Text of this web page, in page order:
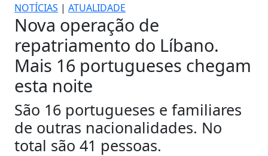
NOTÍCIAS | ATUALIDADE
Nova operação de
repatriamento do Líbano.
Mais 16 portugueses chegam
esta noite
São 16 portugueses e familiares
de outras nacionalidades. No
total são 41 pessoas.